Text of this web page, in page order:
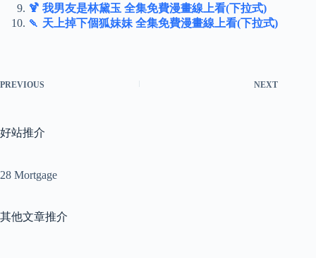
🍹 我男友是林黛玉 全集免費漫畫線上看(下拉式)
🍡 天上掉下個狐妹妹 全集免費漫畫線上看(下拉式)
PREVIOUS NEXT
好站推介
28 Mortgage
其他文章推介